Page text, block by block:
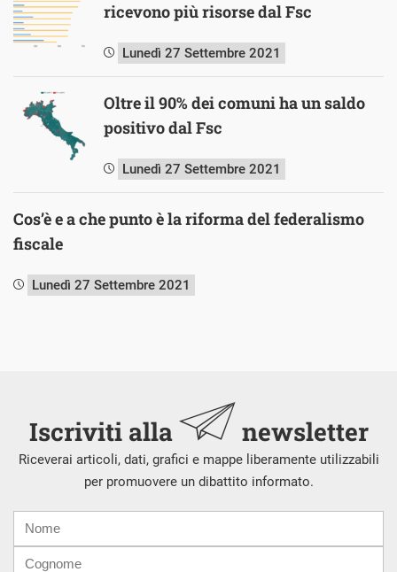
ricevono più risorse dal Fsc
Lunedì 27 Settembre 2021
Oltre il 90% dei comuni ha un saldo
positivo dal Fsc
Lunedì 27 Settembre 2021
Cos’è e a che punto è la riforma del federalismo
fiscale
Lunedì 27 Settembre 2021
Iscriviti alla newsletter
Riceverai articoli, dati, grafici e mappe liberamente utilizzabili
per promuovere un dibattito informato.
mail